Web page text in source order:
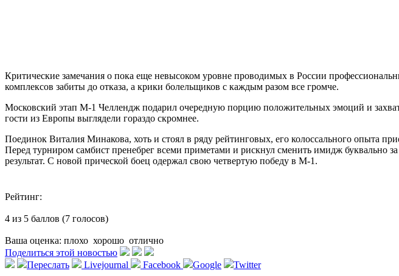
Критические замечания о пока еще невысоком уровне проводимых в России
комплексов забиты до отказа, а крики болельщиков с каждым разом все громче.
Московский этап М-1 Челлендж подарил очередную порцию положительных эмоций и
гости из Европы выглядели гораздо скромнее.
Поединок Виталия Минакова, хоть и стоял в ряду рейтинговых, его колоссального опыта
Перед турниром самбист пренебрег всеми приметами и рискнул сменить имидж буквально
результат. С новой прической боец одержал свою четвертую победу в М-1.
Рейтинг:
4 из 5 баллов (7 голосов)
Ваша оценка: плохо хорошо отлично
Поделиться этой новостью
Переслать
Livejournal Facebook Google Twitter